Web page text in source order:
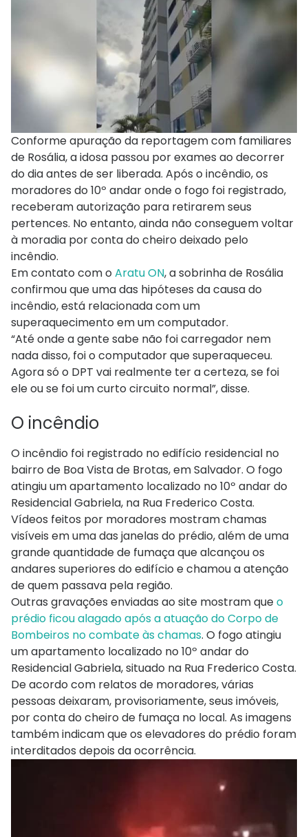
Conforme apuração da reportagem com familiares
de Rosália, a idosa passou por exames ao decorrer
do dia antes de ser liberada. Após o incêndio, os
moradores do 10º andar onde o fogo foi registrado,
receberam autorização para retirarem seus
pertences. No entanto, ainda não conseguem voltar
à moradia por conta do cheiro deixado pelo
incêndio.
Em contato com o Aratu ON, a sobrinha de Rosália
confirmou que uma das hipóteses da causa do
incêndio, está relacionada com um
superaquecimento em um computador.
“Até onde a gente sabe não foi carregador nem
nada disso, foi o computador que superaqueceu.
Agora só o DPT vai realmente ter a certeza, se foi
ele ou se foi um curto circuito normal”, disse.
O incêndio
O incêndio foi registrado no edifício residencial no
bairro de Boa Vista de Brotas, em Salvador. O fogo
atingiu um apartamento localizado no 10º andar do
Residencial Gabriela, na Rua Frederico Costa.
Vídeos feitos por moradores mostram chamas
visíveis em uma das janelas do prédio, além de uma
grande quantidade de fumaça que alcançou os
andares superiores do edifício e chamou a atenção
de quem passava pela região.
Outras gravações enviadas ao site mostram queo
prédio ficou alagado após a atuação do Corpo de
Bombeiros no combate às chamas. O fogo atingiu
um apartamento localizado no 10º andar do
Residencial Gabriela, situado na Rua Frederico Costa.
De acordo com relatos de moradores, várias
pessoas deixaram, provisoriamente, seus imóveis,
por conta do cheiro de fumaça no local. As imagens
também indicam que os elevadores do prédio foram
interditados depois da ocorrência.